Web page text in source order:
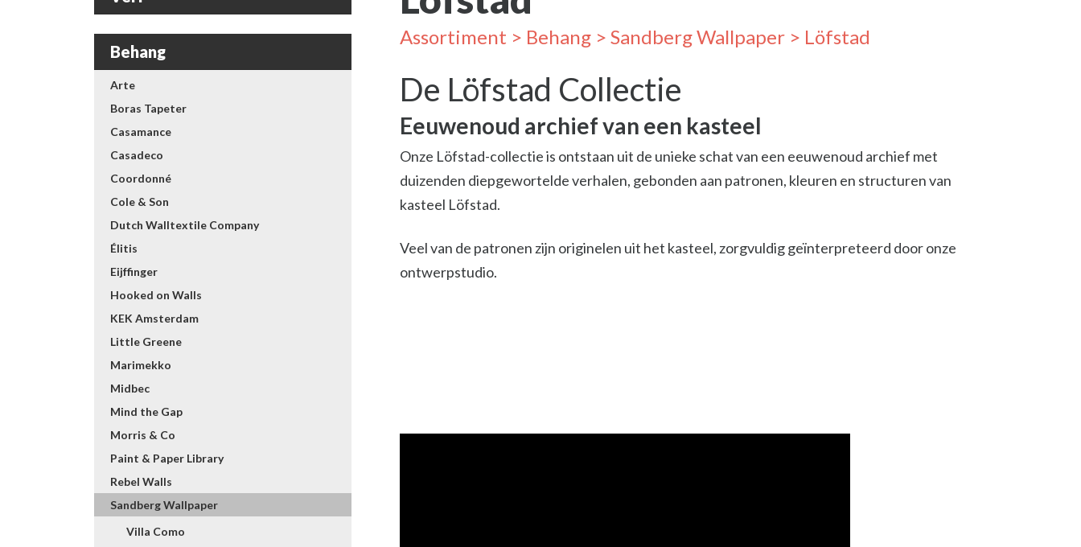
Behang
Arte
Boras Tapeter
Casamance
Casadeco
Coordonné
Cole & Son
Dutch Walltextile Company
Élitis
Eijffinger
Hooked on Walls
KEK Amsterdam
Little Greene
Marimekko
Midbec
Mind the Gap
Morris & Co
Paint & Paper Library
Rebel Walls
Sandberg Wallpaper
Villa Como
Assortiment > Behang > Sandberg Wallpaper > Löfstad
De Löfstad Collectie
Eeuwenoud archief van een kasteel
Onze Löfstad-collectie is ontstaan uit de unieke schat van een eeuwenoud archief met
duizenden diepgewortelde verhalen, gebonden aan patronen, kleuren en structuren van
kasteel Löfstad.
Veel van de patronen zijn originelen uit het kasteel, zorgvuldig geïnterpreteerd door onze
ontwerpstudio.